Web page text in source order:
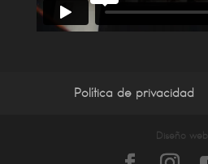
Política de privacidad
Diseño web